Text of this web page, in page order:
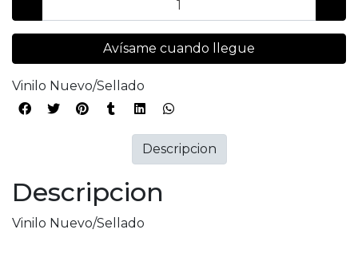
Avísame cuando llegue
Vinilo Nuevo/Sellado
Descripcion
Vinilo Nuevo/Sellado
Descripcion